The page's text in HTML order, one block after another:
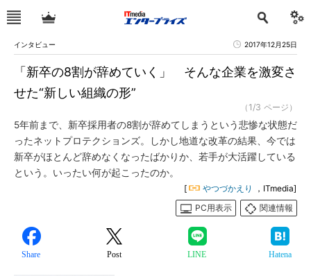
インタビュー 2017年12月25日
「新卒の8割が辞めていく」 そんな企業を激変さ
せた“新しい組織の形”
（1/3 ページ）
5年前まで、新卒採用者の8割が辞めてしまうという悲惨な状態だ
ったネットプロテクションズ。しかし地道な改革の結果、今では
新卒がほとんど辞めなくなったばかりか、若手が大活躍している
という。いったい何が起こったのか。
[ やつづかえり
，ITmedia]
PC用表示
関連情報
Share Post LINE Hatena